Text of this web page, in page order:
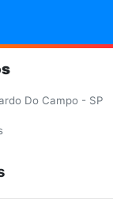
Do Campo - SP